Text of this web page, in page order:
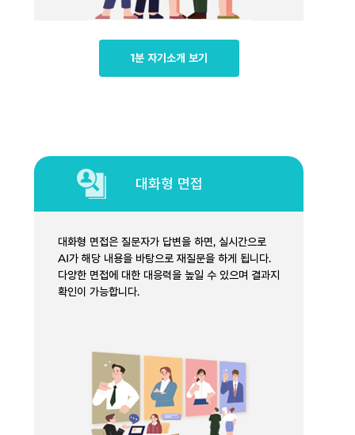
1분 자기소개 보기
대화형 면접
대화형 면접은 질문자가 답변을 하면, 실시간으로
AI가 해당 내용을 바탕으로 재질문을 하게 됩니다.
다양한 면접에 대한 대응력을 높일 수 있으며 결과지
확인이 가능합니다.